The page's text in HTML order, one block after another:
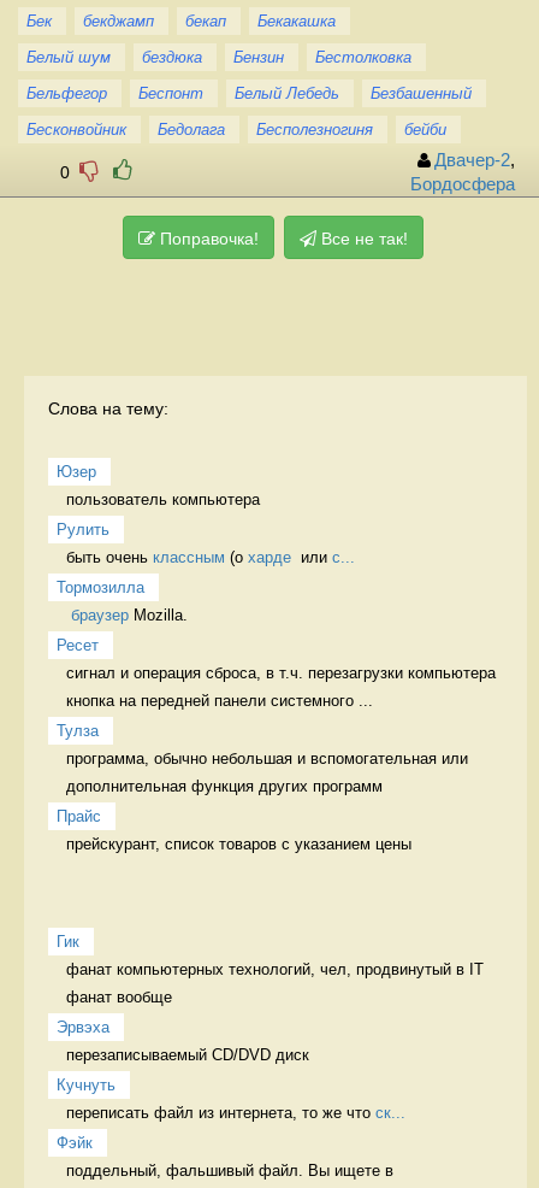
Бек бекджамп бекап
Бекакашка
Белый шум
бездюка Бензин
Бестолковка
Бельфегор
Беспонт Белый Лебедь
Безбашенный
Бесконвойник
Бедолага Бесполезногиня бейби
0
Двачер-2,
Бордосфера
Поправочка! Все не так!
Слова на тему:
Юзер
пользователь компьютера
Рулить
быть очень классным (о харде
  или
с...
Тормозилла
браузер Mozilla.
Ресет
сигнал и операция сброса, в т.ч. перезагрузки компьютера
кнопка на передней панели системного ...
Тулза
программа, обычно небольшая и вспомогательная или
дополнительная функция других программ
Прайс
прейскурант, список товаров с указанием цены
Гик
фанат компьютерных технологий, чел, продвинутый в IT
фанат вообще
Эрвэха
перезаписываемый CD/DVD диск
Кучнуть
переписать файл из интернета, то же что ск...
Фэйк
поддельный, фальшивый файл. Вы ищете в